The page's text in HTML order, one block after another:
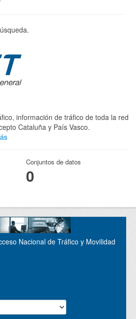
información de tráfico de toda la red
Cataluña y País Vasco.
Conjuntos de datos
0
Nacional de Tráfico y Movilidad